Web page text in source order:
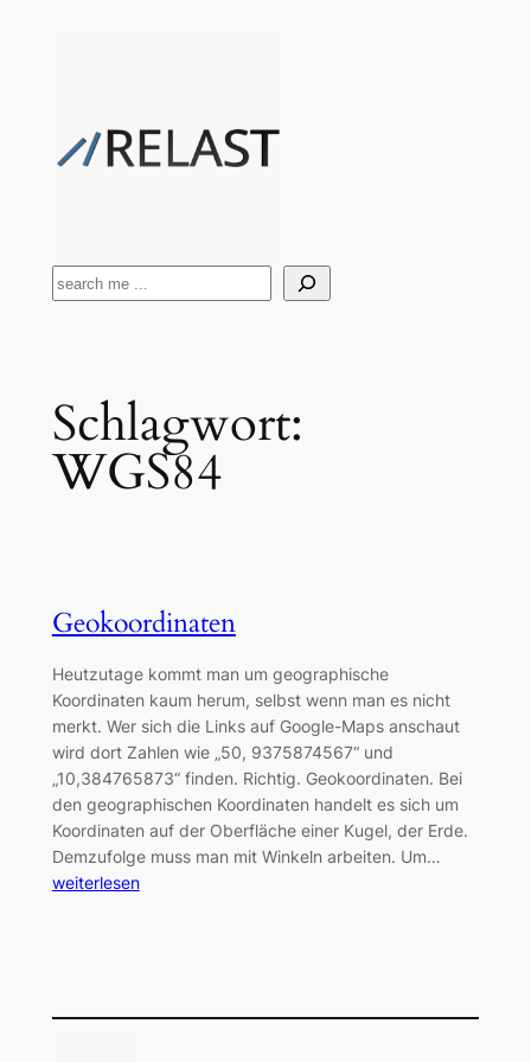
Suchen
Schlagwort:
WGS84
Geokoordinaten
Heutzutage kommt man um geographische
Koordinaten kaum herum, selbst wenn man es nicht
merkt. Wer sich die Links auf Google-Maps anschaut
wird dort Zahlen wie „50, 9375874567“ und
„10,384765873“ finden. Richtig. Geokoordinaten. Bei
den geographischen Koordinaten handelt es sich um
Koordinaten auf der Oberfläche einer Kugel, der Erde.
Demzufolge muss man mit Winkeln arbeiten. Um…
weiterlesen